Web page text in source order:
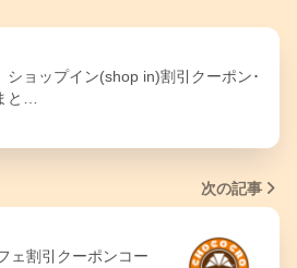
ショップイン(shop in)割引クーポン･
と…
次の記事
ェ割引クーポンコー